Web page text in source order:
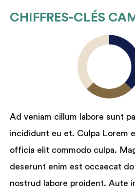
CHIFFRES-CLÉS
Ad veniam cillum labore sunt
incididunt eu et. Culpa Lorem
officia elit commodo culpa.
deserunt enim est occaecat
nostrud labore proident. Aute